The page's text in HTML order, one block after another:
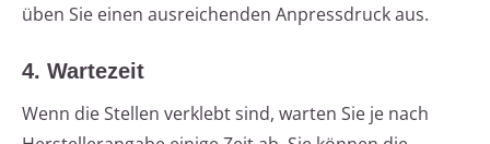
üben Sie einen ausreichenden Anpressdruck aus.
4. Wartezeit
Wenn die Stellen verklebt sind, warten Sie je nach